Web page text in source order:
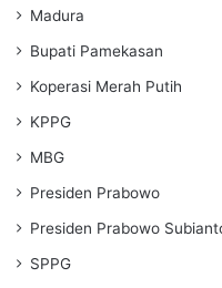
Madura
Bupati Pamekasan
Koperasi Merah Putih
KPPG
MBG
Presiden Prabowo
Presiden Prabowo
SPPG